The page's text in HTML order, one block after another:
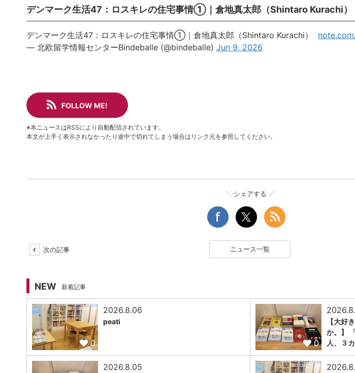
デンマーク生活47：ロスキレの住宅事情①｜倉地真太郎（Shintaro Kurachi）
デンマーク生活47：ロスキレの住宅事情①｜倉地真太郎（Shintaro Kurachi）
— 北欧留学情報センターBindeballe (@bindeballe) Jun 9, 2026
FOLLOW ME!
※本ニュースはRSSにより自動配信されています。
本文が上手く表示されなかったり途中で切れてしまう場合はリンク元を参照してください。
シェアする
次の記事 ニュース一覧
NEW 新着記事
0
2026.8.06
peati
0
【大好
か。】
人、３
2026.8.05